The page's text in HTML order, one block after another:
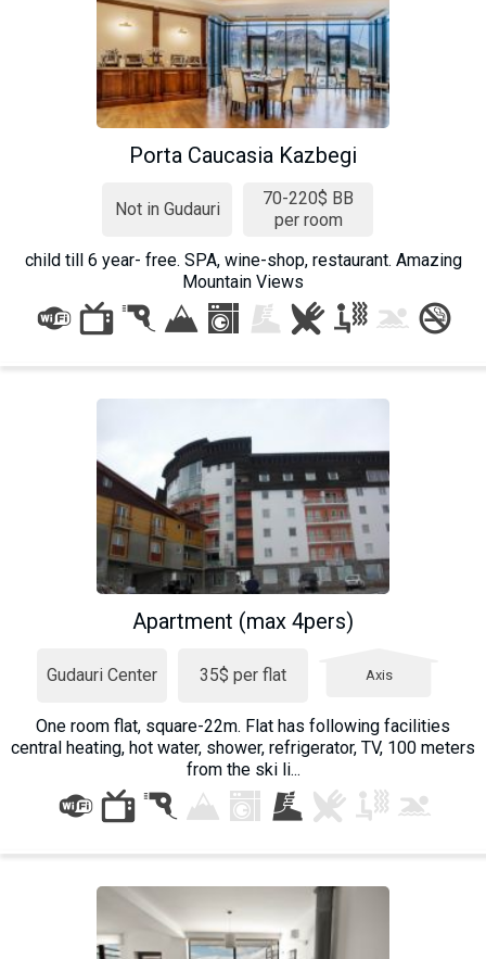
Porta Caucasia Kazbegi
Not in Gudauri
70-220$ BB
per room
child till 6 year- free. SPA, wine-shop, restaurant. Amazing
Mountain Views
Apartment (max 4pers)
Gudauri Center 35$ per flat Axis
One room flat, square-22m. Flat has following facilities
central heating, hot water, shower, refrigerator, TV, 100 meters
from the ski li...